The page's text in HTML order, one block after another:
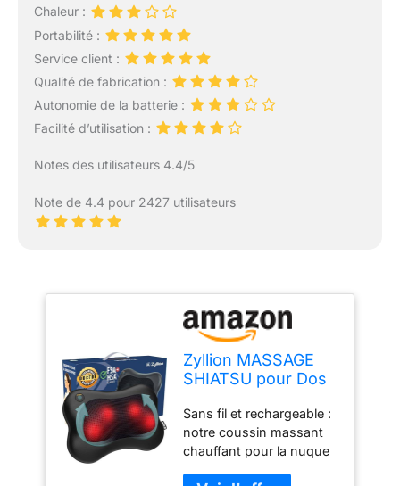
Chaleur :
Portabilité :
Service client :
Qualité de fabrication :
Autonomie de la batterie :
Facilité d’utilisation :
Notes des utilisateurs 4.4/5
Note de 4.4 pour 2427 utilisateurs
Zyllion MASSAGE
SHIATSU pour Dos
COUSSIN
MASSAGE 3D
Rechargeable avec
Chauffage pour Mal
Sans fil et rechargeable :
notre coussin massant
chauffant pour la nuque